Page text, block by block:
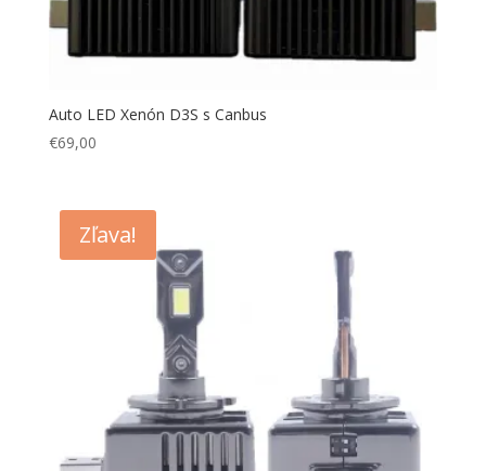
Auto LED Xenón D3S s Canbus
€69,00
Zľava!